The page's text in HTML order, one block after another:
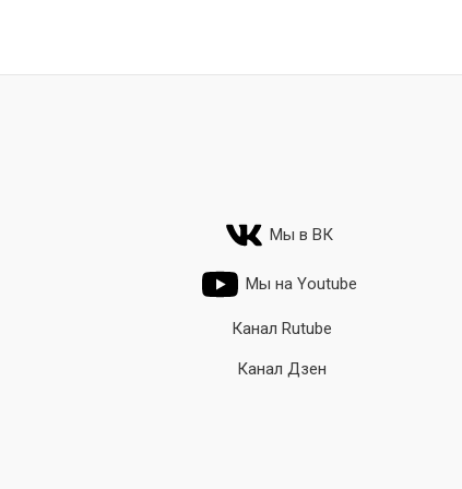
Мы в ВК
Мы на Youtube
Канал Rutube
Канал Дзен